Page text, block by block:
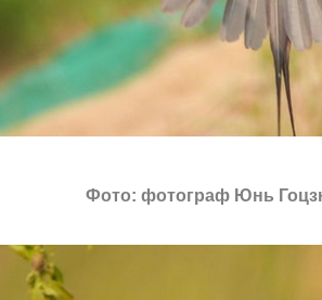
Фото: фотограф Юнь